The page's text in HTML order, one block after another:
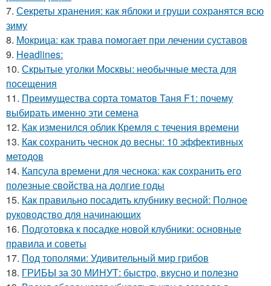
7. Секреты хранения: как яблоки и груши сохранятся всю
зиму
8. Мокрица: как трава помогает при лечении суставов
9. Headlines:
10. Скрытые уголки Москвы: необычные места для
посещения
11. Преимущества сорта томатов Таня F1: почему
выбирать именно эти семена
12. Как изменился облик Кремля с течения времени
13. Как сохранить чеснок до весны: 10 эффективных
методов
14. Капсула времени для чеснока: как сохранить его
полезные свойства на долгие годы
15. Как правильно посадить клубнику весной: Полное
руководство для начинающих
16. Подготовка к посадке новой клубники: основные
правила и советы
17. Под тополями: Удивительный мир грибов
18. ГРИБЫ за 30 МИНУТ: быстро, вкусно и полезно